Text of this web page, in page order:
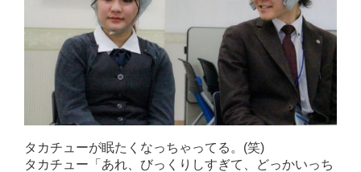
タカチューが眠たくなっちゃってる。(笑)
タカチュー「あれ、びっくりしすぎて、どっかいっち